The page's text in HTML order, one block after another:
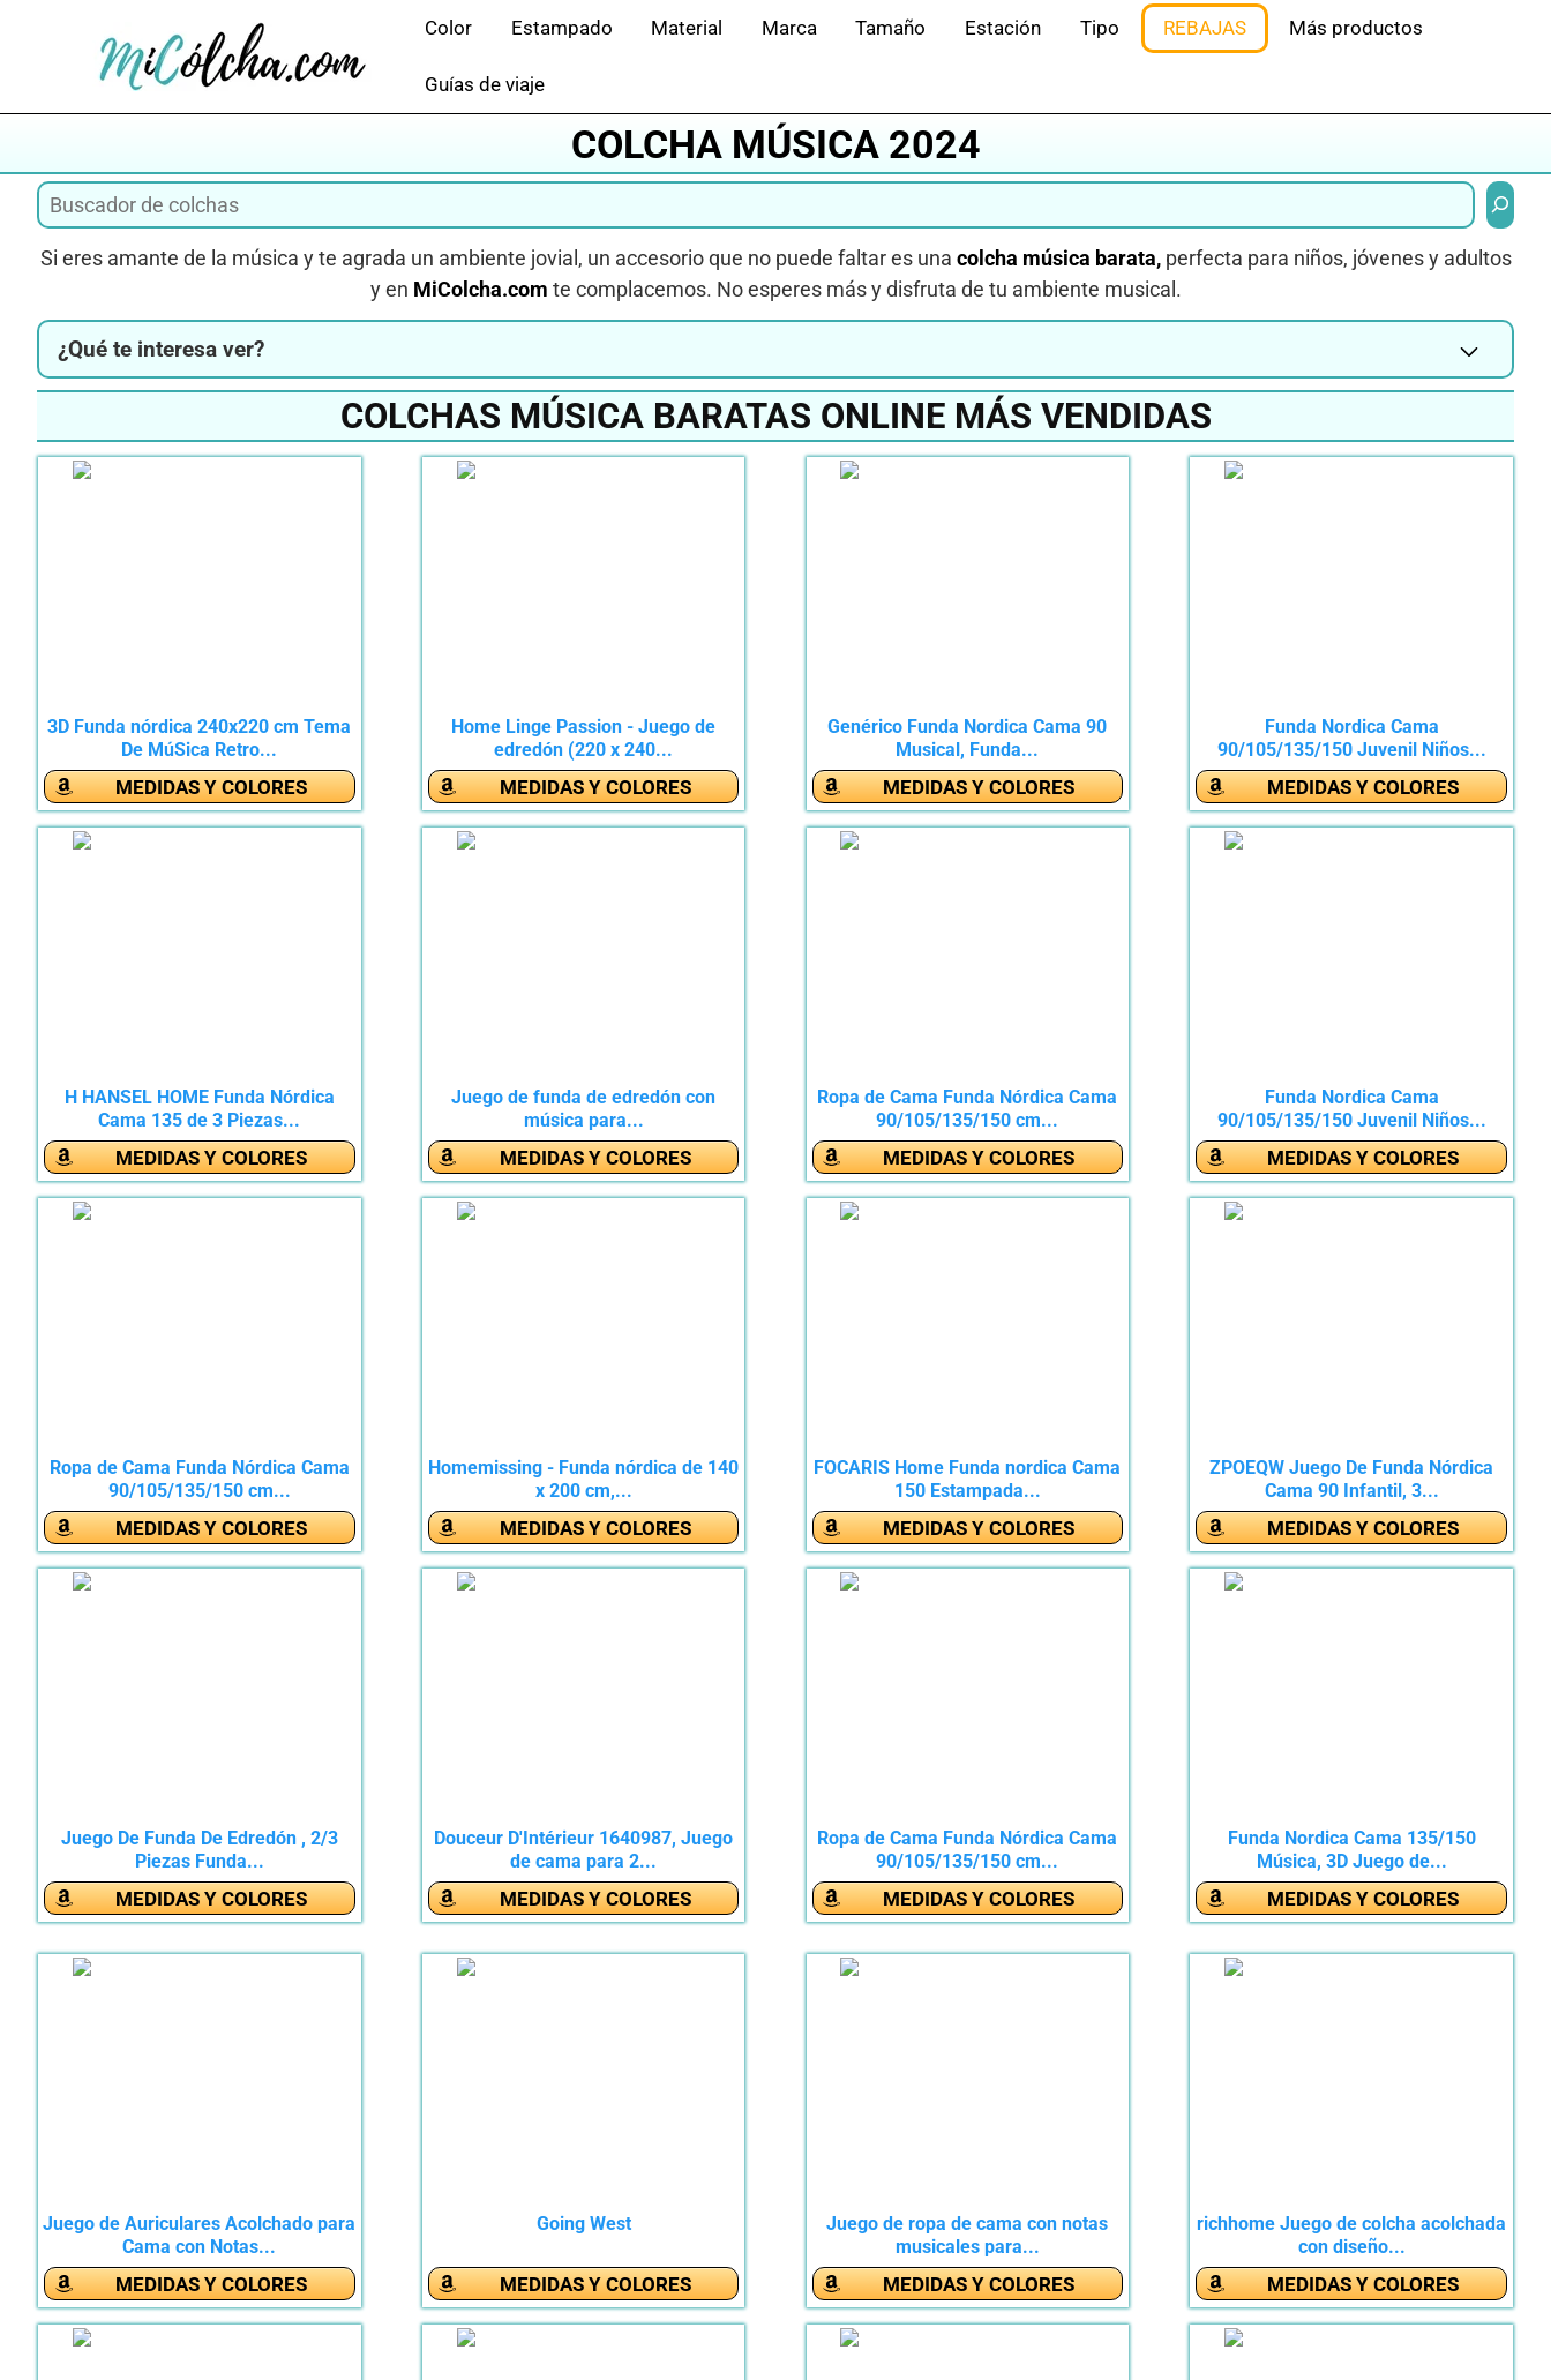
Color Estampado Material Marca Tamaño Estación Tipo REBAJAS Más productos
Guías de viaje
COLCHA MÚSICA 2024
Buscar
Si eres amante de la música y te agrada un ambiente jovial, un accesorio que no puede faltar es una colcha música barata, perfecta para niños, jóvenes y adultos
y en MiColcha.com te complacemos. No esperes más y disfruta de tu ambiente musical.
¿Qué te interesa ver?
COLCHAS MÚSICA BARATAS ONLINE MÁS VENDIDAS
3D Funda nórdica 240x220 cm Tema
De MúSica Retro...
MEDIDAS Y COLORES
Home Linge Passion - Juego de
edredón (220 x 240...
MEDIDAS Y COLORES
Genérico Funda Nordica Cama 90
Musical, Funda...
MEDIDAS Y COLORES
Funda Nordica Cama
90/105/135/150 Juvenil Niños...
MEDIDAS Y COLORES
H HANSEL HOME Funda Nórdica
Cama 135 de 3 Piezas...
MEDIDAS Y COLORES
Juego de funda de edredón con
música para...
MEDIDAS Y COLORES
Ropa de Cama Funda Nórdica Cama
90/105/135/150 cm...
MEDIDAS Y COLORES
Funda Nordica Cama
90/105/135/150 Juvenil Niños...
MEDIDAS Y COLORES
Ropa de Cama Funda Nórdica Cama
90/105/135/150 cm...
MEDIDAS Y COLORES
Homemissing - Funda nórdica de 140
x 200 cm,...
MEDIDAS Y COLORES
FOCARIS Home Funda nordica Cama
150 Estampada...
MEDIDAS Y COLORES
ZPOEQW Juego De Funda Nórdica
Cama 90 Infantil, 3...
MEDIDAS Y COLORES
Juego De Funda De Edredón , 2/3
Piezas Funda...
MEDIDAS Y COLORES
Douceur D'Intérieur 1640987, Juego
de cama para 2...
MEDIDAS Y COLORES
Ropa de Cama Funda Nórdica Cama
90/105/135/150 cm...
MEDIDAS Y COLORES
Funda Nordica Cama 135/150
Música, 3D Juego de...
MEDIDAS Y COLORES
Juego de Auriculares Acolchado para
Cama con Notas...
MEDIDAS Y COLORES
Going West
MEDIDAS Y COLORES
Juego de ropa de cama con notas
musicales para...
MEDIDAS Y COLORES
richhome Juego de colcha acolchada
con diseño...
MEDIDAS Y COLORES